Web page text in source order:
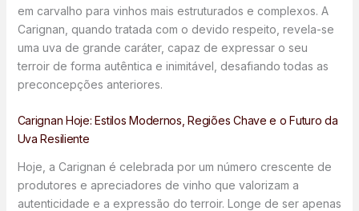
em carvalho para vinhos mais estruturados e complexos. A
Carignan, quando tratada com o devido respeito, revela-se
uma uva de grande caráter, capaz de expressar o seu
terroir de forma autêntica e inimitável, desafiando todas as
preconcepções anteriores.
Carignan Hoje: Estilos Modernos, Regiões Chave e o Futuro da
Uva Resiliente
Hoje, a Carignan é celebrada por um número crescente de
produtores e apreciadores de vinho que valorizam a
autenticidade e a expressão do terroir. Longe de ser apenas